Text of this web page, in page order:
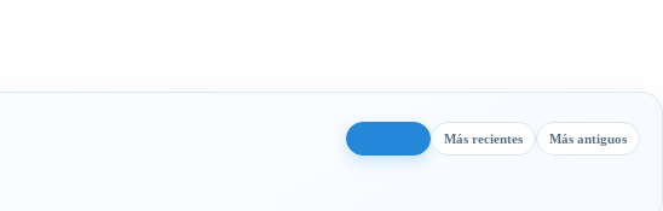
Más recientes Más antiguos